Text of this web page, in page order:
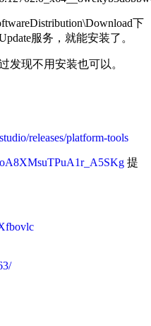
下
服务，就能安装了。
发现不用安装也可以。
releases/platform-tools
提